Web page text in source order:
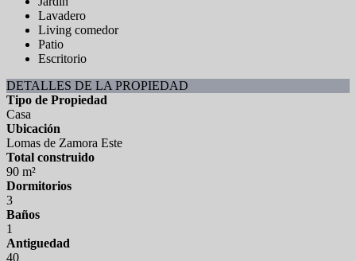
Lavadero
Living comedor
Patio
Escritorio
DETALLES DE LA PROPIEDAD
Tipo de Propiedad
Casa
Ubicación
Lomas de Zamora Este
Total construido
90 m²
Dormitorios
3
Baños
1
Antiguedad
40